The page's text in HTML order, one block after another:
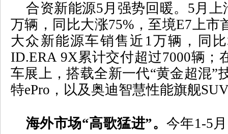
合资新能源5月强势回暖。 5月上
万辆，同比大涨75% ，至境E7上市
大众新能源车销售近 1万辆，同
ID.ERA 9X累计交付超过7000辆；
车展上，搭载全新一代“黄金超混”
特ePro ，以及奥迪智慧性能旗舰
海外市场“高歌猛进”。 今年1-5